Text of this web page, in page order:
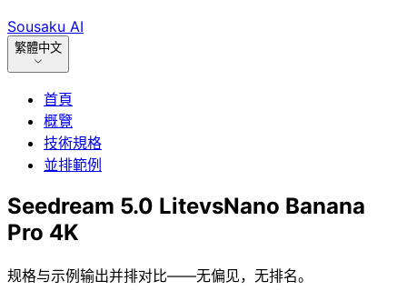
Sousaku AI
繁體中文
首頁
概覽
技術規格
並排範例
Seedream 5.0 LitevsNano Banana
Pro 4K
规格与示例输出并排对比——无偏见，无排名。